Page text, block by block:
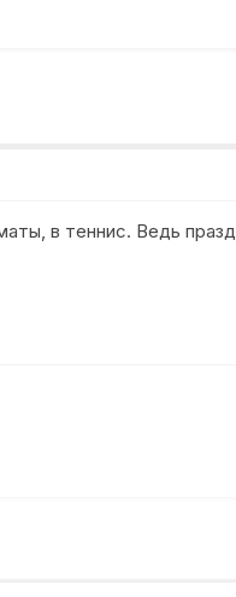
в теннис. Ведь